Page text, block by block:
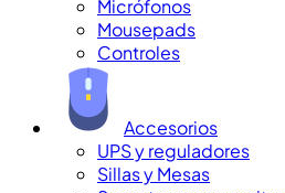
Micrófonos
Mousepads
Controles
Accesorios
UPS y reguladores
Sillas y Mesas